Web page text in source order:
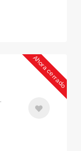
Ahora cerrado